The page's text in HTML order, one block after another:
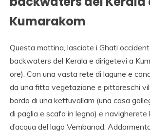
Kumarakom
Questa mattina, lasciate i Ghati
backwaters del Kerala e dirigetevi a
ore). Con una vasta rete di lagune e
da una fitta vegetazione e pittoreschi
bordo di una kettuvallam (una casa
di paglia e scafo in legno) e navigherete
d’acqua del lago Vembanad.